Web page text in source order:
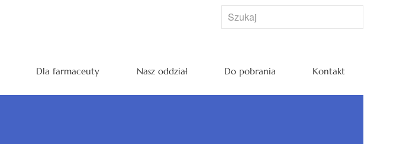
Dla farmaceuty Nasz oddział Do pobrania Kontakt